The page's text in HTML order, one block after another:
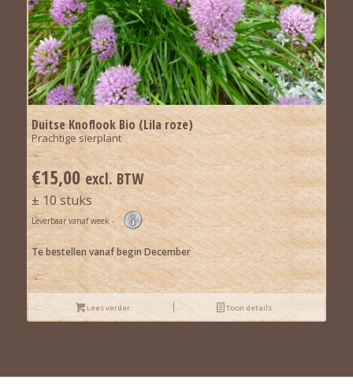
Duitse Knoflook Bio (Lila roze)
Prachtige sierplant
€15,00 excl. BTW
± 10 stuks
Leverbaar vanaf week -
Te bestellen vanaf begin December
Lees verder Toon details